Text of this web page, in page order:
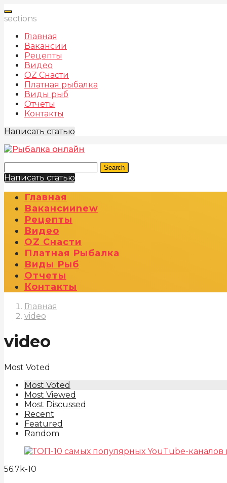
sections
Главная
Вакансии
Рецепты
Видео
OZ Снасти
Платная рыбалка
Виды рыб
Отчеты
Контакты
Написать статью
Search
Написать статью
Главная
ВакансииNew
Рецепты
Видео
OZ Снасти
Платная Рыбалка
Виды Рыб
Отчеты
Контакты
Главная
video
video
Most Voted
Most Voted
Most Viewed
Most Discussed
Recent
Featured
Random
56.7k-10